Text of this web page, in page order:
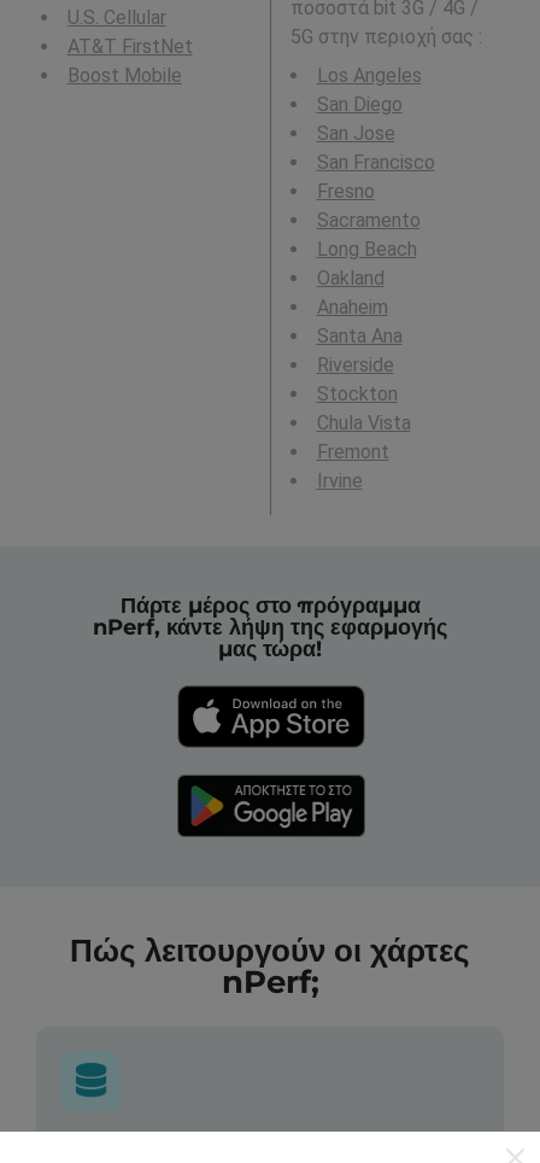
U.S. Cellular
AT&T FirstNet
Boost Mobile
ποσοστά bit 3G / 4G /
5G στην περιοχή σας :
Los Angeles
San Diego
San Jose
San Francisco
Fresno
Sacramento
Long Beach
Oakland
Anaheim
Santa Ana
Riverside
Stockton
Chula Vista
Fremont
Irvine
Πάρτε μέρος στο πρόγραμμα
nPerf, κάντε λήψη της εφαρμογής
μας τώρα!
Πώς λειτουργούν οι χάρτες
nPerf;